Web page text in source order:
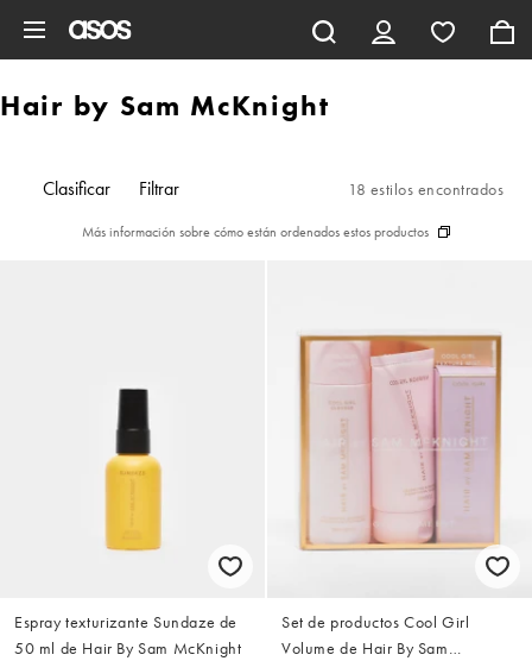
Hair by Sam McKnight
Clasificar Filtrar 18 estilos encontrados
Más información sobre cómo están ordenados estos productos
Espray texturizante Sundaze de
50 ml de Hair By Sam McKnight
Set de productos Cool Girl
Volume de Hair By Sam